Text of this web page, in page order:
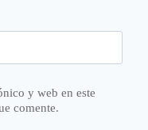
y web en este
comente.